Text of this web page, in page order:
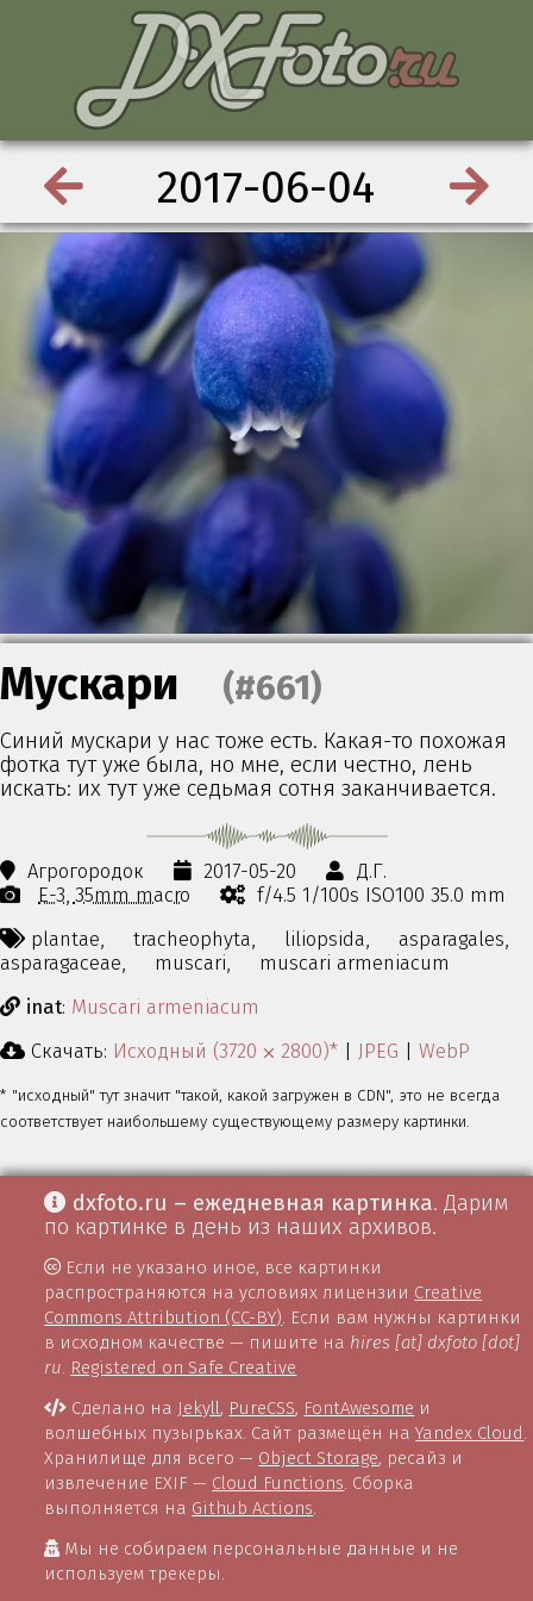
2017-06-04
Мускари (#661)
Синий мускари у нас тоже есть. Какая-то похожая
фотка тут уже была, но мне, если честно, лень
искать: их тут уже седьмая сотня заканчивается.
Агрогородок 2017-05-20
Д.Г.
E-3 35mm macro
f/4.5 1/100s ISO100 35.0 mm
plantae,
tracheophyta, liliopsida,
asparagales,
asparagaceae,
muscari,
muscari armeniacum
inat: Muscari armeniacum
Скачать: Исходный (3720 ⨉ 2800)* | JPEG | WebP
* "исходный" тут значит "такой, какой загружен в CDN", это не всегда
соответствует наибольшему существующему размеру картинки.
dxfoto.ru – ежедневная картинка. Дарим
по картинке в день из наших архивов.
Если не указано иное, все картинки
распространяются на условиях лицензии Creative
Commons Attribution (CC-BY). Если вам нужны картинки
в исходном качестве — пишите на hires [at] dxfoto [dot]
ru. Registered on Safe Creative
Сделано на Jekyll, PureCSS, FontAwesome и
волшебных пузырьках. Сайт размещён наYandex Cloud .
Хранилище для всего — Object Storage, ресайз и
извлечение EXIF — Cloud Functions. Сборка
выполняется на Github Actions.
Мы не собираем персональные данные и не
используем трекеры.